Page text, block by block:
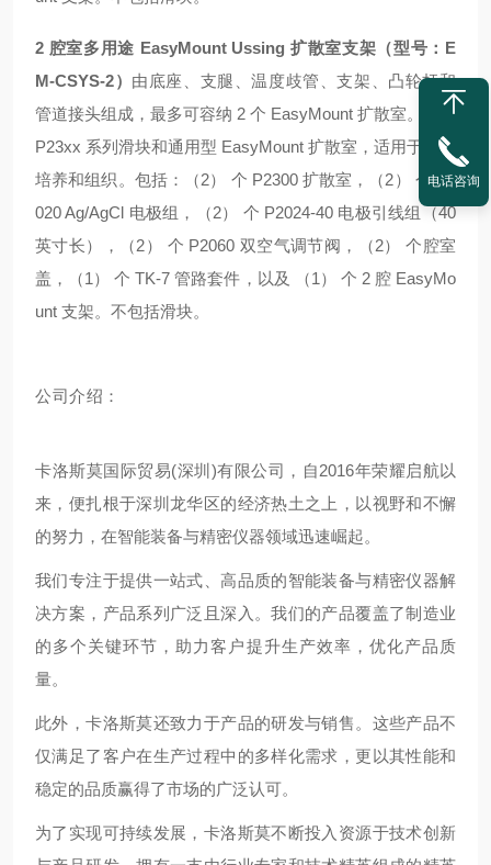
2 腔室多用途 EasyMount Ussing 扩散室支架（型号：E
M-CSYS-2） 由底座、支腿、温度歧管、支架、凸轮杆和
管道接头组成，最多可容纳 2 个 EasyMount 扩散室。使用
P23xx 系列滑块和通用型 EasyMount 扩散室，适用于细胞
培养和组织。包括：（2） 个 P2300 扩散室，（2） 个 P2
020 Ag/AgCl 电极组，（2） 个 P2024-40 电极引线组（40
英寸长），（2） 个 P2060 双空气调节阀，（2） 个腔室
盖，（1） 个 TK-7 管路套件，以及 （1） 个 2 腔 EasyMo
unt 支架。不包括滑块。
公司介绍：
卡洛斯莫国际贸易(深圳)有限公司，自2016年荣耀启航以
来，便扎根于深圳龙华区的经济热土之上，以视野和不懈
的努力，在智能装备与精密仪器领域迅速崛起。
我们专注于提供一站式、高品质的智能装备与精密仪器解
决方案，产品系列广泛且深入。我们的产品覆盖了制造业
的多个关键环节，助力客户提升生产效率，优化产品质
量。
此外，卡洛斯莫还致力于产品的研发与销售。这些产品不
仅满足了客户在生产过程中的多样化需求，更以其性能和
稳定的品质赢得了市场的广泛认可。
为了实现可持续发展，卡洛斯莫不断投入资源于技术创新
电话咨询